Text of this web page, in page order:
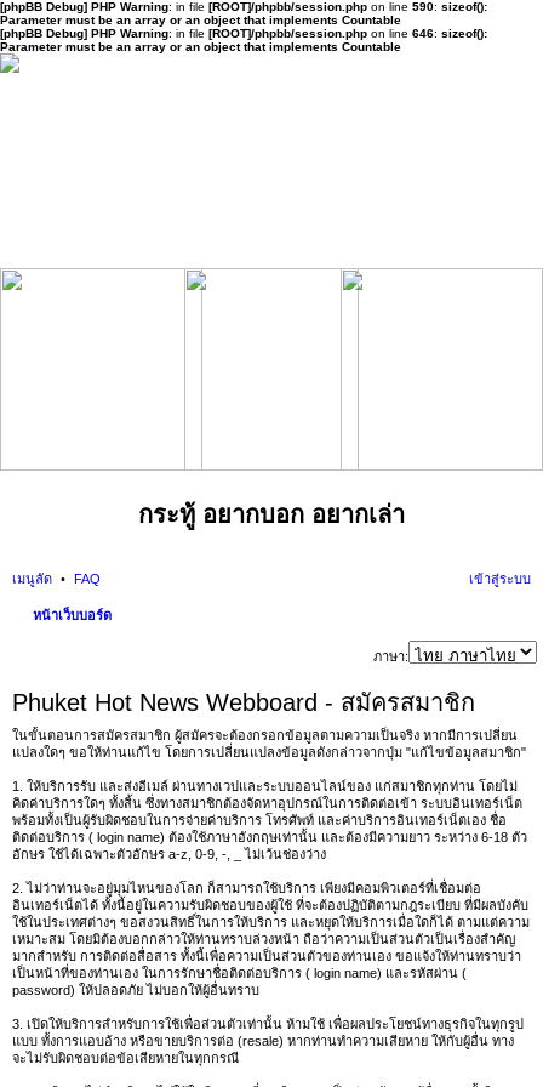
[phpBB Debug] PHP Warning: in file [ROOT]/phpbb/session.php on line 590: sizeof():
Parameter must be an array or an object that implements Countable
[phpBB Debug] PHP Warning: in file [ROOT]/phpbb/session.php on line 646: sizeof():
Parameter must be an array or an object that implements Countable
กระทู้ อยากบอก อยากเล่า
เมนูลัด FAQ เข้าสู่ระบบ
หน้าเว็บบอร์ด
นห
ภาษา:
Phuket Hot News Webboard - สมัครสมาชิก
ในขั้นตอนการสมัครสมาชิก ผู้สมัครจะต้องกรอกข้อมูลตามความเป็นจริง หากมีการเปลี่ยน
แปลงใดๆ ขอให้ท่านแก้ไข โดยการเปลี่ยนแปลงข้อมูลดังกล่าวจากปุ่ม "แก้ไขข้อมูลสมาชิก"
1. ให้บริการรับ และส่งอีเมล์ ผ่านทางเวปและระบบออนไลน์ของ แก่สมาชิกทุกท่าน โดยไม่
คิดค่าบริการใดๆ ทั้งสิ้น ซึ่งทางสมาชิกต้องจัดหาอุปกรณ์ในการติดต่อเข้า ระบบอินเทอร์เน็ต
พร้อมทั้งเป็นผู้รับผิดชอบในการจ่ายค่าบริการ โทรศัพท์ และค่าบริการอินเทอร์เน็ตเอง ชื่อ
ติดต่อบริการ ( login name) ต้องใช้ภาษาอังกฤษเท่านั้น และต้องมีความยาว ระหว่าง 6-18 ตัว
อักษร ใช้ได้เฉพาะตัวอักษร a-z, 0-9, -, _ ไม่เว้นช่องว่าง
2. ไม่ว่าท่านจะอยู่มุมไหนของโลก ก็สามารถใช้บริการ เพียงมีคอมพิวเตอร์ที่เชื่อมต่อ
อินเทอร์เน็ตได้ ทั้งนี้อยู่ในความรับผิดชอบของผู้ใช้ ที่จะต้องปฏิบัติตามกฎระเบียบ ที่มีผลบังคับ
ใช้ในประเทศต่างๆ ขอสงวนสิทธิ์ในการให้บริการ และหยุดให้บริการเมื่อใดก็ได้ ตามแต่ความ
เหมาะสม โดยมิต้องบอกกล่าวให้ท่านทราบล่วงหน้า ถือว่าความเป็นส่วนตัวเป็นเรื่องสำคัญ
มากสำหรับ การติดต่อสื่อสาร ทั้งนี้เพื่อความเป็นส่วนตัวของท่านเอง ขอแจ้งให้ท่านทราบว่า
เป็นหน้าที่ของท่านเอง ในการรักษาชื่อติดต่อบริการ ( login name) และรหัสผ่าน (
password) ให้ปลอดภัย ไม่บอกให้ผู้อื่นทราบ
3. เปิดให้บริการสำหรับการใช้เพื่อส่วนตัวเท่านั้น ห้ามใช้ เพื่อผลประโยชน์ทางธุรกิจในทุกรูป
แบบ ทั้งการแอบอ้าง หรือขายบริการต่อ (resale) หากท่านทำความเสียหาย ให้กับผู้อื่น ทาง
จะไม่รับผิดชอบต่อข้อเสียหายในทุกกรณี